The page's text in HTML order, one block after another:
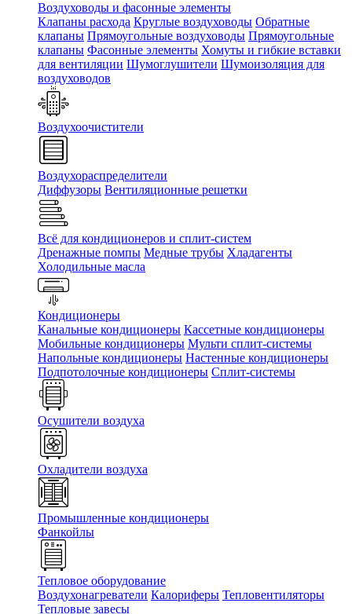
Воздуховоды и фасонные элементы
Клапаны расхода Круглые воздуховоды Обратные
клапаны Прямоугольные воздуховоды Прямоугольные
клапаны Фасонные элементы Хомуты и гибкие вставки
для вентиляции Шумоглушители Шумоизоляция для
воздуховодов
Воздухоочистители
Воздухораспределители
Диффузоры Вентиляционные решетки
Всё для кондиционеров и сплит-систем
Дренажные помпы Медные трубы Хладагенты
Холодильные масла
Кондиционеры
Канальные кондиционеры Кассетные кондиционеры
Мобильные кондиционеры Мульти сплит-системы
Напольные кондиционеры Настенные кондиционеры
Подпотолочные кондиционеры Сплит-системы
Осушители воздуха
Охладители воздуха
Промышленные кондиционеры
Фанкойлы
Тепловое оборудование
Воздухонагреватели Калориферы Тепловентиляторы
Тепловые завесы